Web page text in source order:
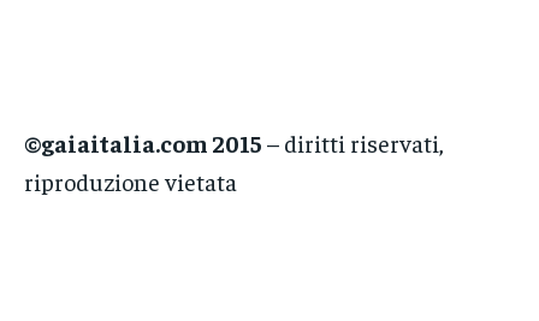
©gaiaitalia.com 2015 – diritti riservati,
riproduzione vietata